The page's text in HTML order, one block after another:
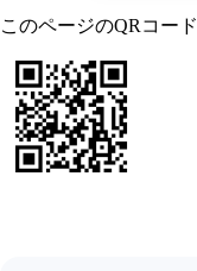
このページのQRコード